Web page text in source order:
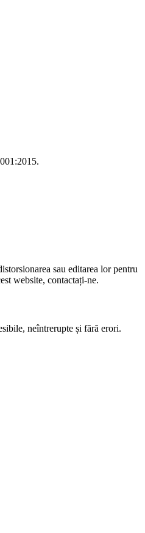
sau editarea lor pentru
website, contactați-ne.
neîntrerupte și fără erori.